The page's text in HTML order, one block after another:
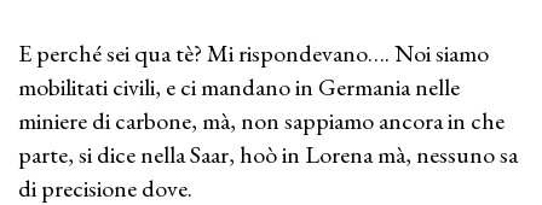
E perché sei qua tè? Mi rispondevano…. Noi siamo
mobilitati civili, e ci mandano in Germania nelle
miniere di carbone, mà, non sappiamo ancora in che
parte, si dice nella Saar, hoò in Lorena mà, nessuno sa
di precisione dove.